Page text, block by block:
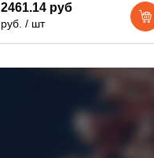
2461.14 руб
руб. / шт